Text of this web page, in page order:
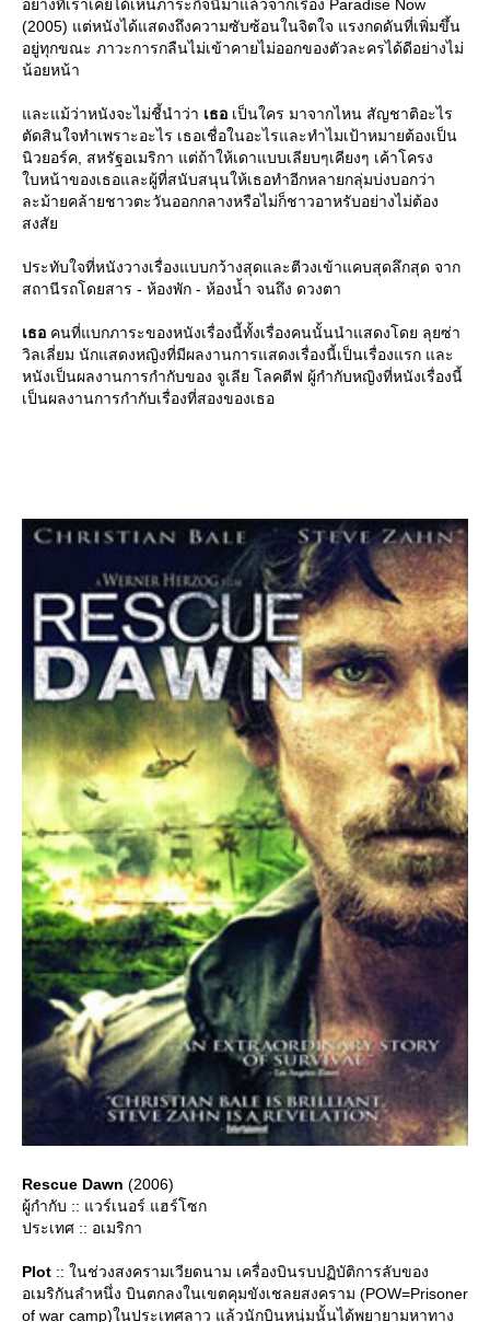
อย่างที่เราเคยได้เห็นภาระกิจนี้มาแล้วจากเรื่อง Paradise Now
(2005) แต่หนังได้แสดงถึงความซับซ้อนในจิตใจ แรงกดดันที่เพิ่มขึ้น
อยู่ทุกขณะ ภาวะการกลืนไม่เข้าคายไม่ออกของตัวละครได้ดีอย่างไม่
น้อยหน้า
ละแม้ว่าหนังจะไม่ชี้นำว่า เธอ เป็นใคร มาจากไหน สัญชาติอะไร
ตัดสินใจทำเพราะอะไร เธอเชื่อในอะไรและทำไมเป้าหมายต้องเป็น
นิวยอร์ค, สหรัฐอเมริกา แต่ถ้าให้เดาแบบเลียบๆเคียงๆ เค้าโครง
บหน้าของเธอและผู้ที่สนับสนุนให้เธอทำอีกหลายกลุ่มบ่งบอกว่า
ละม้ายคล้ายชาวตะวันออกกลางหรือไม่ก็ชาวอาหรับอย่างไม่ต้อง
สงสั
ประทับใจที่หนังวางเรื่องแบบกว้างสุดและตีวงเข้าแคบสุดลึกสุด จาก
สถานีรถโดยสาร - ห้องพัก - ห้องน้ำ จนถึง ดวงตา
เธอ คนที่แบกภาระของหนังเรื่องนี้ทั้งเรื่องคนนั้นนำแสดงโดย ลุยซ่า
วิลเลี่ยม นักแสดงหญิงที่มีผลงานการแสดงเรื่องนี้เป็นเรื่องแรก และ
หนังเป็นผลงานการกำกับของ จูเลีย โลคตีฟ ผู้กำกับหญิงที่หนังเรื่องนี้
เป็นผลงานการกำกับเรื่องที่สองของเธอ
Rescue Dawn (2006)
ผู้กำกับ :: แวร์เนอร์ แฮร์โซก
ประเทศ :: อเมริกา
Plot :: ในช่วงสงครามเวียดนาม เครื่องบินรบปฏิบัติการลับของ
อเมริกันลำหนึ่ง บินตกลงในเขตคุมขังเชลยสงคราม (POW=Prisoner
of war camp)ในประเทศลาว แล้วนักบินหนุ่มนั้นได้พยายามหาทาง